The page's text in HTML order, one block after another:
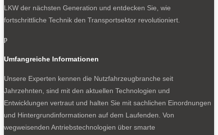
Die neue Generation der Ranger-Baureihe soll im Jahresverlauf
0
Auch aus der mittelschweren Ranger-Baureihe: Hino-Beitrag zur
Rallye Dakar.
LKW der nächsten Generation und entdecken Sie, wie
fortschrittliche Technik den Transportsektor revolutioniert.
p
Umfangreiche Informationen
Unsere Experten kennen die Nutzfahrzeugbranche seit
Jahrzehnten, sind mit den aktuellen Technologien und
Entwicklungen vertraut und halten Sie mit sachlichen Einordnungen
und Hintergrundinformationen auf dem Laufenden. Von
wegweisenden Antriebstechnologien über smarte